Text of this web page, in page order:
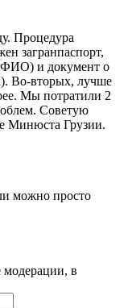
Процедура
загранпаспорт,
ФИО) и документ о
Во-вторых, лучше
Мы потратили 2
Советую
Минюста Грузии.
можно просто
модерации, в